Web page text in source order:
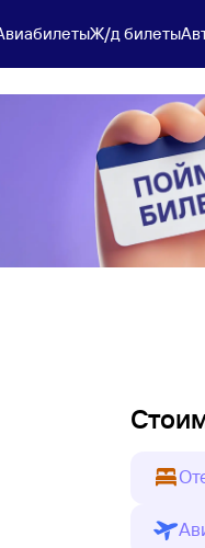
Ж/д билеты